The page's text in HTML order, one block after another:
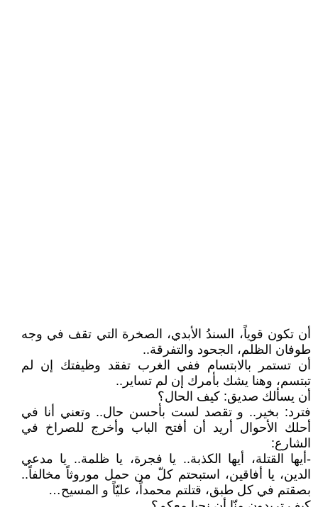
أن تكون قوياً، السندُ الأبدي، الصخرة التي تقف في وجه
طوفان الظلم، الجحود والتفرقة..
أن تستمر بالابتسام ففي الغرب تفقد وظيفتك إن لم
تبتسم، وهنا يشك بأمرك إن لم تساير..
أن يسألك صديق: كيف الحال؟
فترد: بخير.. و تقصد لست بأحسن حال.. وتعني أنا في
أحلك الأحوال أريد أن أفتح الباب وأخرج للصراخ في
الشارع:
-أيها القتلة، أيها الكذبة.. يا فجرة، يا ظلمة.. يا مدعي
الدين، يا أفاقين، استبحتم كلّ من حمل موروثاً مخالفاً..
بصقتم في كل طبق، قتلتم محمداً، عليّاً و المسيح…